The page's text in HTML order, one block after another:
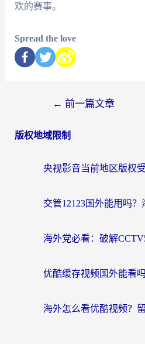
欢的赛事。
Spread the love
← 前一篇文章
版权地域限制